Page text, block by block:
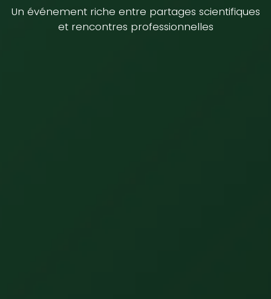
Un événement riche entre partages scientifiques
et rencontres professionnelles